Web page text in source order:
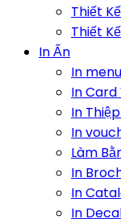
Thiết
Thiết
In Ấn
In
In Card
In
In
Làm
In
In
In